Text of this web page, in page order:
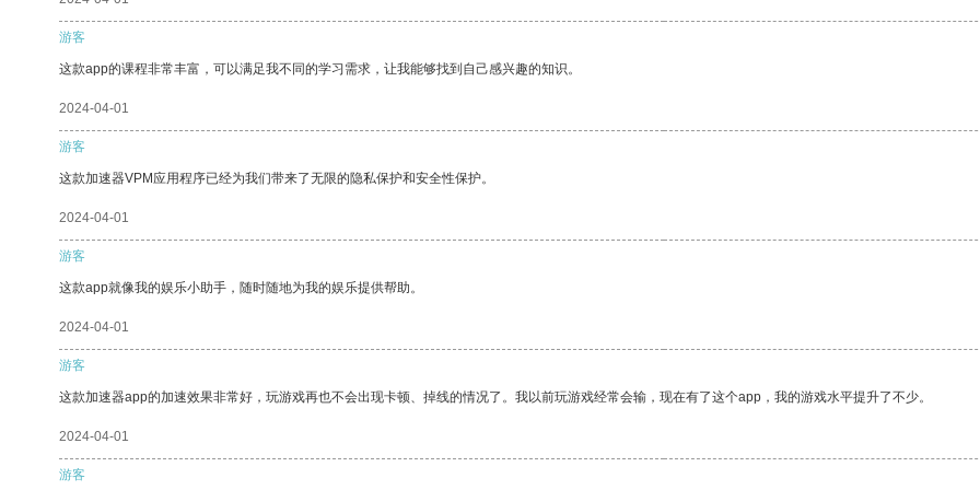
游客
这款app的课程非常丰富，可以满足我不同的学习需求，让我能够找到自己感兴趣的知识。
2024-04-01
游客
这款加速器VPM应用程序已经为我们带来了无限的隐私保护和安全性保护。
2024-04-01
游客
这款app就像我的娱乐小助手，随时随地为我的娱乐提供帮助。
2024-04-01
游客
这款加速器app的加速效果非常好，玩游戏再也不会出现卡顿、掉线的情况了。我以前玩游戏经常会输，现在有了这个app，我的游戏水平提升了不少。
2024-04-01
游客